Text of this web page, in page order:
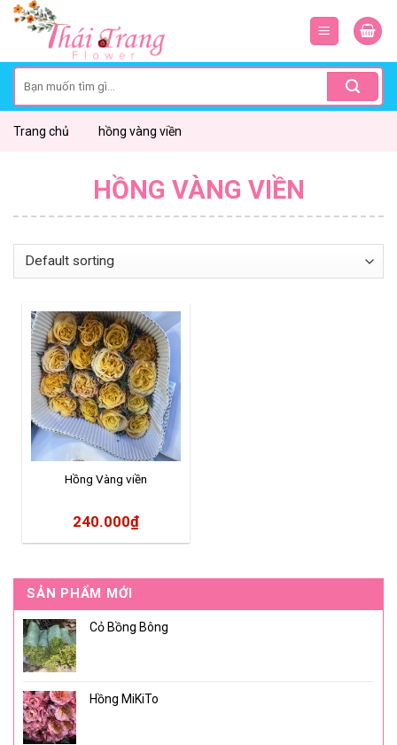
Skip
for:
Trang chủ hồng vàng viền
HỒNG VÀNG VIỀN
Hồng Vàng viền
240.000₫
SẢN PHẨM MỚI
Cỏ Bồng Bông
Hồng MiKiTo